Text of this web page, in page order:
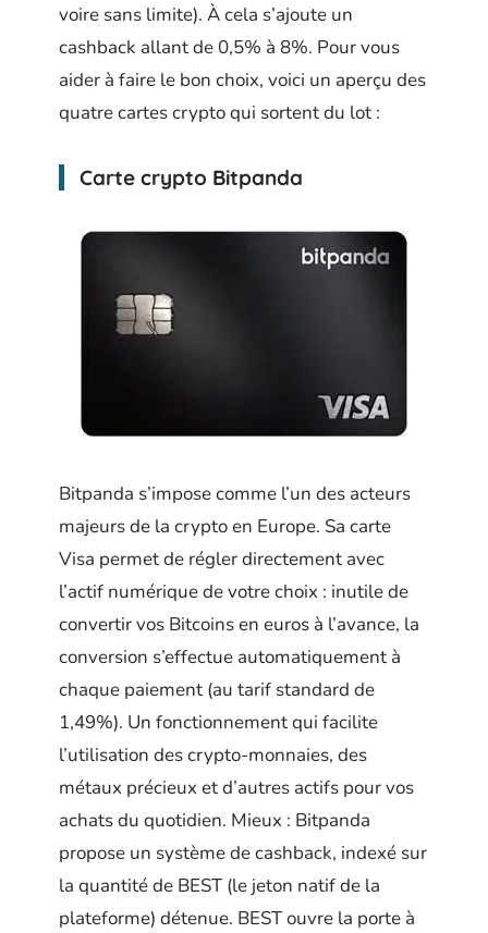
voire sans limite). À cela s’ajoute un
cashback allant de 0,5% à 8%. Pour vous
aider à faire le bon choix, voici un aperçu des
quatre cartes crypto qui sortent du lot :
Carte crypto Bitpanda
Bitpanda s’impose comme l’un des acteurs
majeurs de la crypto en Europe. Sa carte
Visa permet de régler directement avec
l’actif numérique de votre choix : inutile de
convertir vos Bitcoins en euros à l’avance, la
conversion s’effectue automatiquement à
chaque paiement (au tarif standard de
1,49%). Un fonctionnement qui facilite
l’utilisation des crypto-monnaies, des
métaux précieux et d’autres actifs pour vos
achats du quotidien. Mieux : Bitpanda
propose un système de cashback, indexé sur
la quantité de BEST (le jeton natif de la
plateforme) détenue. BEST ouvre la porte à